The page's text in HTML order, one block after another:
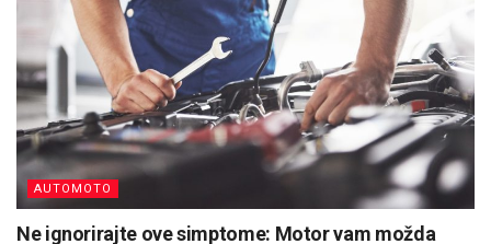
AUTOMOTO
Ne ignorirajte ove simptome: Motor vam možda